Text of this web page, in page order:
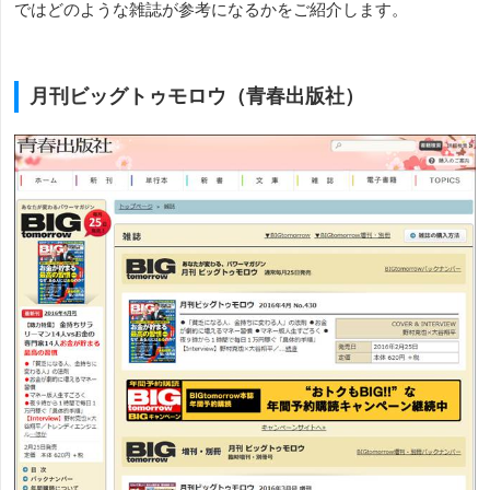
ではどのような雑誌が参考になるかをご紹介します。
月刊ビッグトゥモロウ（青春出版社）